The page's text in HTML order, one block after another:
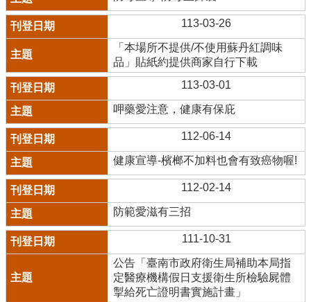
113-03-26
「本場所不提供/不使用蘇丹紅調味
品」貼紙約提供商家自行下載
113-03-01
呷藥愛注意，健康有保庇
112-06-14
健康宣導-檳榔不加料也會有致癌物喔!
112-02-14
防範愛滋有三招
111-10-31
公告「臺南市政府衛生局補助本局指
定醫療機構假日支援衛生所檢驗屍體
掣給死亡證明書實施計畫」